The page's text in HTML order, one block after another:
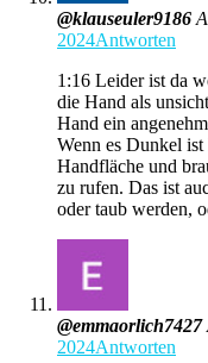
@klauseuler9186
2024Antworten
1:16 Leider ist da
die Hand als
Hand ein
Wenn es Dunkel
Handfläche und
zu rufen. Das ist
oder taub werden,
@emmaorlich7427
2024Antworten